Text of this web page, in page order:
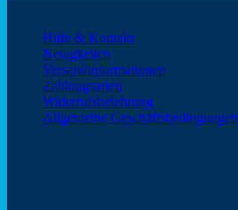
Hilfe & Kontakt
Neuigkeiten
Versandinformationen
Zahlungsarten
Widerrufsbelehrung
Allgemeine Geschäftsbedingungen